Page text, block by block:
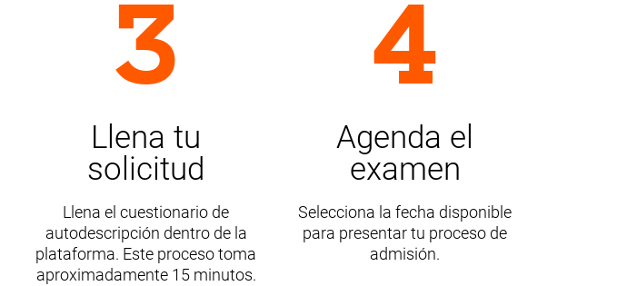
3
Llena tu
solicitud
Llena el cuestionario de
autodescripción dentro de la
plataforma. Este proceso toma
aproximadamente 15 minutos.
4
Agenda el
examen
Selecciona la fecha disponible
para presentar tu proceso de
admisión.